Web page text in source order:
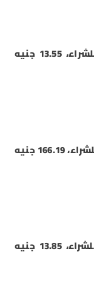
الريال السعودي يسجل: 13.51 جنيه للشراء، 13.55 جنيه
– الدينار الكويتي يسجل: 165.69 جنيه للشراء، 166.19 جنيه
الدرهم الإماراتي يسجل: 13.81 جنيه للشراء، 13.85 جنيه